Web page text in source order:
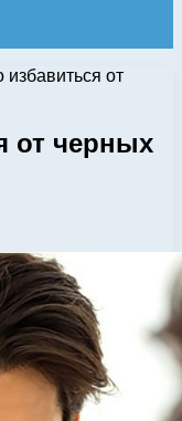
избавиться от
от черных